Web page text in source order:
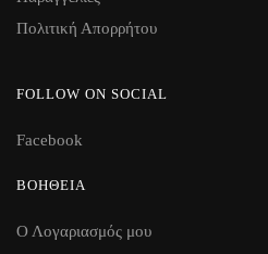
Πολιτική Απορρήτου
FOLLOW ON SOCIAL
Facebook
ΒΟΉΘΕΙΑ
Ο Λογαριασμός μου